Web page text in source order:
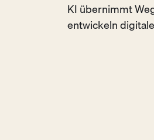
KI übernimmt
entwickeln